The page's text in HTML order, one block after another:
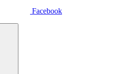
Facebook